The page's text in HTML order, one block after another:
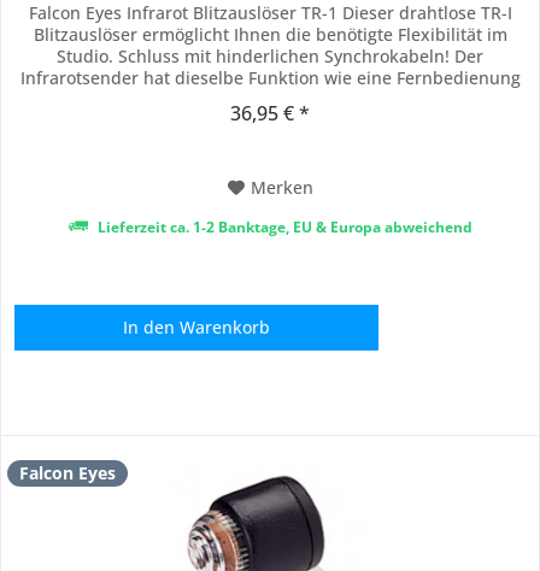
Falcon Eyes Infrarot Blitzauslöser TR-1 Dieser drahtlose TR-I
Blitzauslöser ermöglicht Ihnen die benötigte Flexibilität im
Studio. Schluss mit hinderlichen Synchrokabeln! Der
Infrarotsender hat dieselbe Funktion wie eine Fernbedienung
Der TR-I ist eine günstige Lösung für das drahtlose
36,95 € *
Merken
Lieferzeit ca. 1-2 Banktage, EU & Europa abweichend
In den Warenkorb
Falcon Eyes